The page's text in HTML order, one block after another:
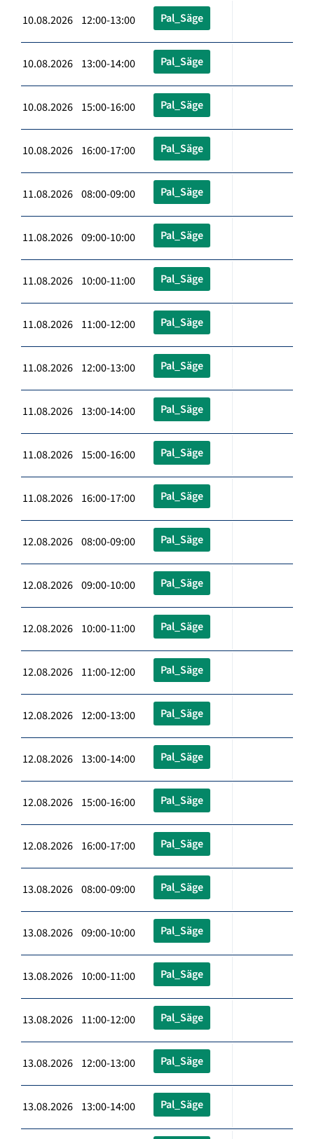
10.08.2026 12:00-13:00 Pal_Säge
10.08.2026 13:00-14:00 Pal_Säge
10.08.2026 15:00-16:00 Pal_Säge
10.08.2026 16:00-17:00 Pal_Säge
11.08.2026 08:00-09:00 Pal_Säge
11.08.2026 09:00-10:00 Pal_Säge
11.08.2026 10:00-11:00 Pal_Säge
11.08.2026 11:00-12:00 Pal_Säge
11.08.2026 12:00-13:00 Pal_Säge
11.08.2026 13:00-14:00 Pal_Säge
11.08.2026 15:00-16:00 Pal_Säge
11.08.2026 16:00-17:00 Pal_Säge
12.08.2026 08:00-09:00 Pal_Säge
12.08.2026 09:00-10:00 Pal_Säge
12.08.2026 10:00-11:00 Pal_Säge
12.08.2026 11:00-12:00 Pal_Säge
12.08.2026 12:00-13:00 Pal_Säge
12.08.2026 13:00-14:00 Pal_Säge
12.08.2026 15:00-16:00 Pal_Säge
12.08.2026 16:00-17:00 Pal_Säge
13.08.2026 08:00-09:00 Pal_Säge
13.08.2026 09:00-10:00 Pal_Säge
13.08.2026 10:00-11:00 Pal_Säge
13.08.2026 11:00-12:00 Pal_Säge
13.08.2026 12:00-13:00 Pal_Säge
13.08.2026 13:00-14:00 Pal_Säge